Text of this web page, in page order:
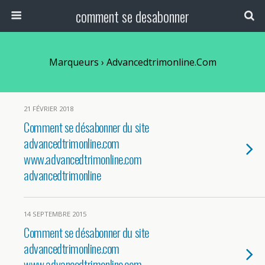
comment se desabonner
Marqueurs › Advancedtrimonline.com
21 FÉVRIER 2018
Comment se désabonner du site
advancedtrimonline.com
www.advancedtrimonline.com
advancedtrimonline
14 SEPTEMBRE 2015
Comment se désabonner du site
advancedtrimonline.com